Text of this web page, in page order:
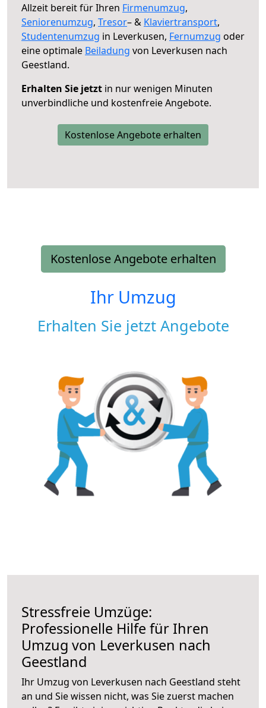
Allzeit bereit für Ihren Firmenumzug,
Seniorenumzug, Tresor– & Klaviertransport,
Studentenumzug in Leverkusen, Fernumzug oder
eine optimale Beiladung von Leverkusen nach
Geestland.
Erhalten Sie jetzt in nur wenigen Minuten
unverbindliche und kostenfreie Angebote.
Kostenlose Angebote erhalten
Kostenlose Angebote erhalten
Ihr Umzug
Erhalten Sie jetzt Angebote
Stressfreie Umzüge:
Professionelle Hilfe für Ihren
Umzug von Leverkusen nach
Geestland
Ihr Umzug von Leverkusen nach Geestland steht
an und Sie wissen nicht, was Sie zuerst machen